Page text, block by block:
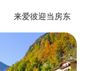
来爱彼迎当房东